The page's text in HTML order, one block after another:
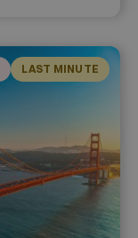
LAST MINUTE